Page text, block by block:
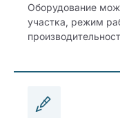
Оборудование
участка, режим